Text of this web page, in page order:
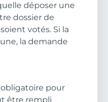
déposer une
dossier de
votés. Si la
la demande
obligatoire pour
être rempli